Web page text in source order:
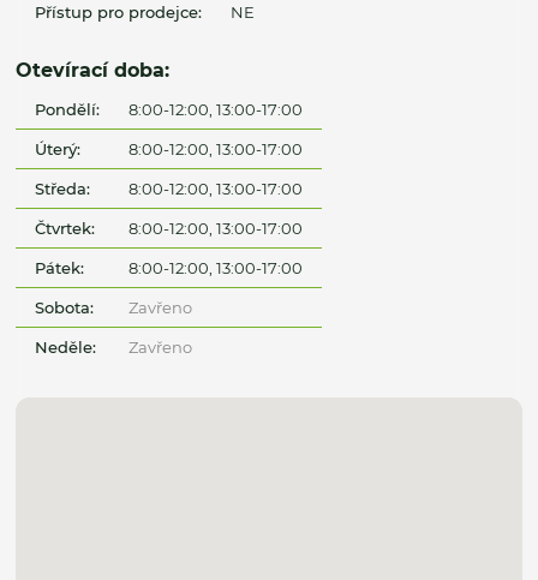
Přístup pro prodejce: NE
Otevírací doba:
Pondělí: 8:00-12:00, 13:00-17:00
Úterý: 8:00-12:00, 13:00-17:00
Středa: 8:00-12:00, 13:00-17:00
Čtvrtek: 8:00-12:00, 13:00-17:00
Pátek: 8:00-12:00, 13:00-17:00
Sobota: Zavřeno
Neděle: Zavřeno